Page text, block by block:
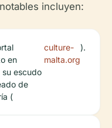
incluyen:
en
escudo
de
(
culture-
malta.org
).